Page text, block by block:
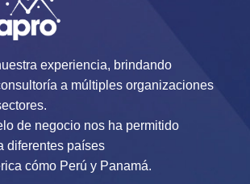
experiencia, brindando
a múltiples organizaciones
de negocio nos ha permitido
diferentes países
cómo Perú y Panamá.